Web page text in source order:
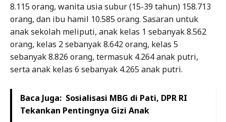
8.115 orang, wanita usia subur (15-39 tahun) 158.713
orang, dan ibu hamil 10.585 orang. Sasaran untuk
anak sekolah meliputi, anak kelas 1 sebanyak 8.562
orang, kelas 2 sebanyak 8.642 orang, kelas 5
sebanyak 8.826 orang, termasuk 4.264 anak putri,
serta anak kelas 6 sebanyak 4.265 anak putri.
Baca Juga: Sosialisasi MBG di Pati, DPR RI
Tekankan Pentingnya Gizi Anak